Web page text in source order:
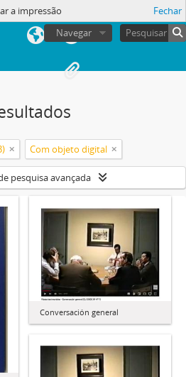
Navegar
a impressão Fechar
Com objeto digital
pesquisa avançada
Conversación general